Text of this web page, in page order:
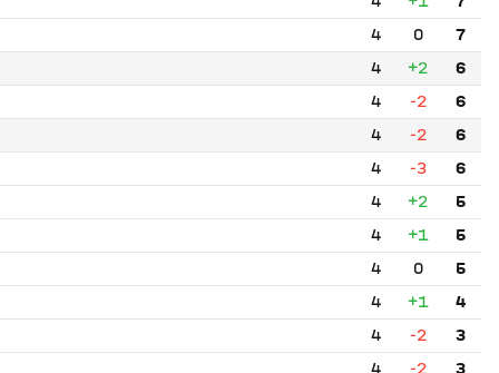
4 0
7
4 +2
6
4 -2
6
4 -2
6
4 -3
6
4 +2
5
4 +1
5
4 0
5
4 +1
4
4 -2
3
4 -2
3